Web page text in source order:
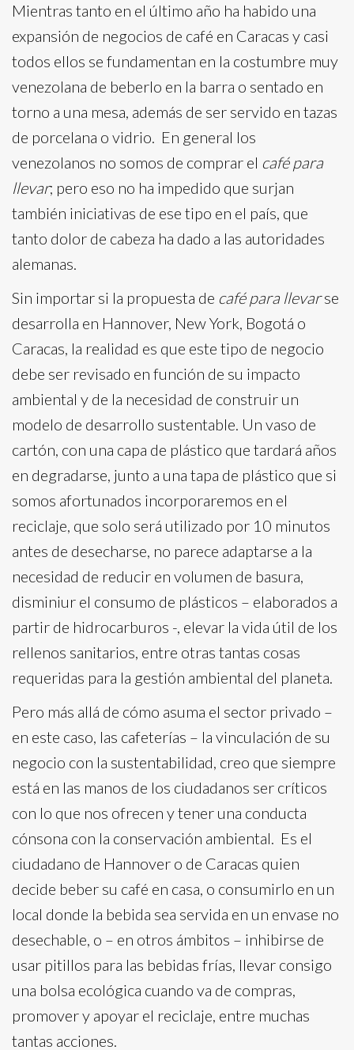
Mientras tanto en el último año ha habido una
expansión de negocios de café en Caracas y casi
todos ellos se fundamentan en la costumbre muy
venezolana de beberlo en la barra o sentado en
torno a una mesa, además de ser servido en tazas
de porcelana o vidrio. En general los
venezolanos no somos de comprar el café para
llevar; pero eso no ha impedido que surjan
también iniciativas de ese tipo en el país, que
tanto dolor de cabeza ha dado a las autoridades
alemanas.
Sin importar si la propuesta de café para llevarse
desarrolla en Hannover, New York, Bogotá o
Caracas, la realidad es que este tipo de negocio
debe ser revisado en función de su impacto
ambiental y de la necesidad de construir un
modelo de desarrollo sustentable. Un vaso de
cartón, con una capa de plástico que tardará años
en degradarse, junto a una tapa de plástico que si
somos afortunados incorporaremos en el
reciclaje, que solo será utilizado por 10 minutos
antes de desecharse, no parece adaptarse a la
necesidad de reducir en volumen de basura,
disminiur el consumo de plásticos – elaborados a
partir de hidrocarburos -, elevar la vida útil de los
rellenos sanitarios, entre otras tantas cosas
requeridas para la gestión ambiental del planeta.
Pero más allá de cómo asuma el sector privado –
en este caso, las cafeterías – la vinculación de su
negocio con la sustentabilidad, creo que siempre
está en las manos de los ciudadanos ser críticos
con lo que nos ofrecen y tener una conducta
cónsona con la conservación ambiental. Es el
ciudadano de Hannover o de Caracas quien
decide beber su café en casa, o consumirlo en un
local donde la bebida sea servida en un envase no
desechable, o – en otros ámbitos – inhibirse de
usar pitillos para las bebidas frías, llevar consigo
una bolsa ecológica cuando va de compras,
promover y apoyar el reciclaje, entre muchas
tantas acciones.